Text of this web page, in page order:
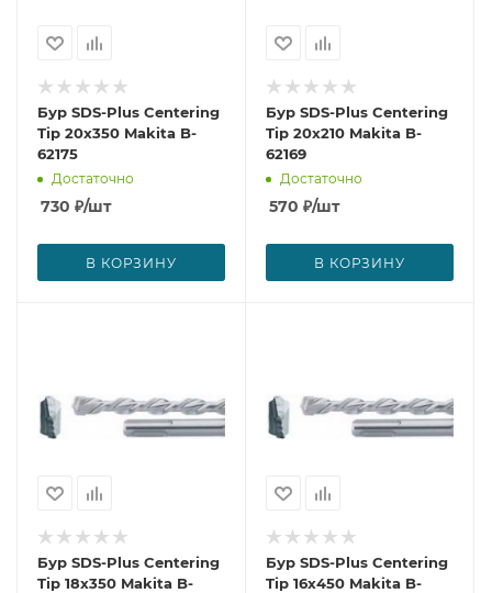
Бур SDS-Plus Centering
Tip 20x350 Makita B-
62175
Достаточно
730 ₽/шт
В КОРЗИНУ
Бур SDS-Plus Centering
Tip 20x210 Makita B-
62169
Достаточно
570 ₽/шт
В КОРЗИНУ
Бур SDS-Plus Centering
Tip 18x350 Makita B-
Бур SDS-Plus Centering
Tip 16x450 Makita B-